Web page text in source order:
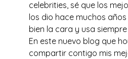
celebrities, sé que los
los dio hace muchos
bien la cara y usa
En este nuevo blog que
compartir contigo mis